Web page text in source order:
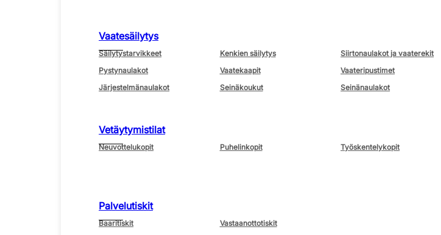
Vaatesäilytys
Säilytystarvikkeet Kenkien säilytys
Siirtonaulakot ja vaaterekit
Pystynaulakot
Vaatekaapit
Vaateripustimet
Järjestelmänaulakot
Seinäkoukut Seinänaulakot
Vetäytymistilat
Neuvottelukopit Puhelinkopit Työskentelykopit
Palvelutiskit
Baaritiskit Vastaanottotiskit